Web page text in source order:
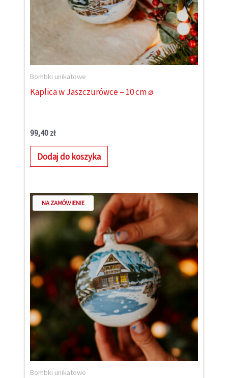
Bombki unikatowe
Kaplica w Jaszczurówce – 10 cm ⌀
99,40 zł
Dodaj do koszyka
NA ZAMÓWIENIE
Bombki unikatowe